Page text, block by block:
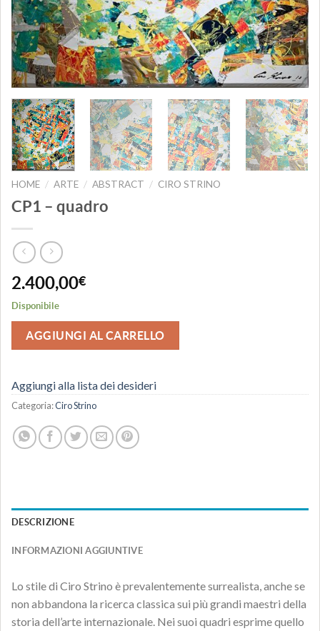
HOME / ARTE / ABSTRACT / CIRO STRINO
CP1 – quadro
2.400,00€
Disponibile
AGGIUNGI AL CARRELLO
Aggiungi alla lista dei desideri
Categoria:Ciro Strino
DESCRIZIONE
INFORMAZIONI AGGIUNTIVE
Lo stile di Ciro Strino è prevalentemente surrealista, anche se
non abbandona la ricerca classica sui più grandi maestri della
storia dell’arte internazionale. Nei suoi quadri esprime quello